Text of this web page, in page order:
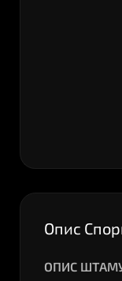
Опис
ОПИС ШТАМУ